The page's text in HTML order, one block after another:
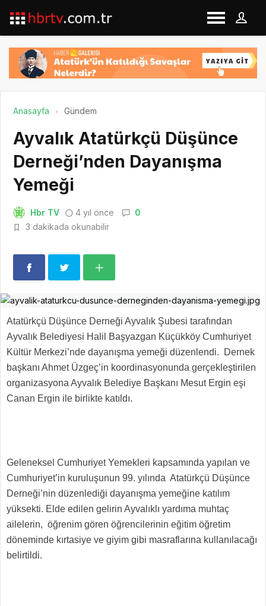
Anasayfa Gündem
Ayvalık Atatürkçü Düşünce
Derneği’nden Dayanışma
Yemeği
Hbr TV 4 yıl önce
0
3 dakikada okunabilir
Atatürkçü Düşünce Derneği Ayvalık Şubesi tarafından
Ayvalık Belediyesi Halil Başyazgan Küçükköy Cumhuriyet
Kültür Merkezi’nde dayanışma yemeği düzenlendi. Dernek
başkanı Ahmet Üzgeç’in koordinasyonunda gerçekleştirilen
organizasyona Ayvalık Belediye Başkanı Mesut Ergin eşi
Canan Ergin ile birlikte katıldı.
Geleneksel Cumhuriyet Yemekleri kapsamında yapılan ve
Cumhuriyet’in kuruluşunun 99. yılında Atatürkçü Düşünce
Derneği’nin düzenlediği dayanışma yemeğine katılım
yüksekti. Elde edilen gelirin Ayvalıklı yardıma muhtaç
ailelerin, öğrenim gören öğrencilerinin eğitim öğretim
döneminde kırtasiye ve giyim gibi masraflarına kullanılacağı
belirtildi.